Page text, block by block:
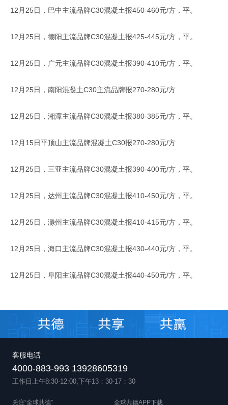
12月25日，巴中主流品牌C30混凝土报450-460元/方，平。
12月25日，德阳主流品牌C30混凝土报425-445元/方，平。
12月25日，广元主流品牌C30混凝土报390-410元/方，平。
12月25日，南阳混凝土C30主流品牌报270-280元/方
12月25日，湘潭主流品牌C30混凝土报380-385元/方，平。
12月15日平顶山主流品牌混凝土C30报270-280元/方
12月25日，三亚主流品牌C30混凝土报390-400元/方，平。
12月25日，达州主流品牌C30混凝土报410-450元/方，平。
12月25日，滁州主流品牌C30混凝土报410-415元/方，平。
12月25日，海口主流品牌C30混凝土报430-440元/方，平。
12月25日，阜阳主流品牌C30混凝土报440-450元/方，平。
客服电话
4000-883-993 13928605319
工作日上午8:30-12:00,下午13：30-17：30
关注“全球共德” 全球共德APP下载